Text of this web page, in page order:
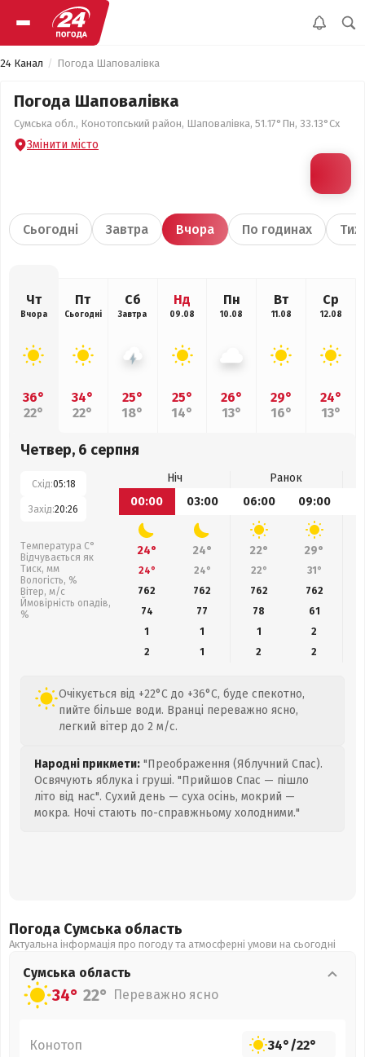
24 Канал Погода Шаповалівка
Погода Шаповалівка
Сумська обл., Конотопський район, Шаповалівка, 51.17°Пн, 33.13°Сх
Змінити місто
Сьогодні Завтра Вчора По годинах
Чт
Вчора
36°
22°
Пт
Сьогодні
34°
22°
Сб
Завтра
25°
18°
Нд
09.08
25°
14°
Пн
10.08
26°
13°
Вт
11.08
29°
16°
Ср
12.08
24°
13°
Четвер, 6 серпня
Схід:05:18
Захід:20:26
Температура С°
Відчувається як
Тиск, мм
Вологість, %
Вітер, м/с
Ймовірність опадів,
%
Ніч
Ранок
00:00
03:00 06:00 09:00
24° 24° 22° 29°
24° 24° 22° 31°
762
762 762 762
74
77 78 61
1
1 1
2
2
1 2 2
Очікується від +22°C до +36°C, буде спекотно,
пийте більше води. Вранці переважно ясно,
легкий вітер до 2 м/с.
Народні прикмети: "Преображення (Яблучний Спас).
Освячують яблука і груші. "Прийшов Спас — пішло
літо від нас". Сухий день — суха осінь, мокрий —
мокра. Ночі стають по-справжньому холодними."
Погода Сумська область
Актуальна інформація про погоду та атмосферні умови на сьогодні
Сумська область
34° 22° Переважно ясно
Конотоп 34°/22°